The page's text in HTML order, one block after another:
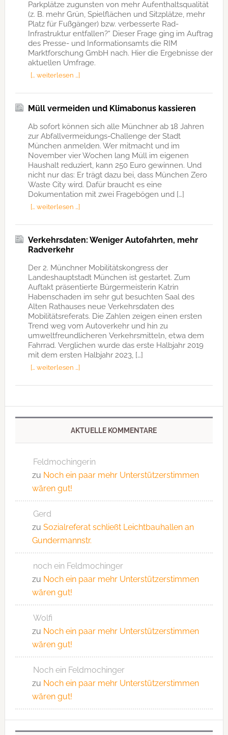
Parkplätze zugunsten von mehr Aufenthaltsqualität
(z. B. mehr Grün, Spielflächen und Sitzplätze, mehr
Platz für Fußgänger) bzw. verbesserte Rad-
Infrastruktur entfallen?“ Dieser Frage ging im Auftrag
des Presse- und Informationsamts die RIM
Marktforschung GmbH nach. Hier die Ergebnisse der
aktuellen Umfrage.
[… weiterlesen …]
Müll vermeiden und Klimabonus kassieren
Ab sofort können sich alle Münchner ab 18 Jahren
zur Abfallvermeidungs-Challenge der Stadt
München anmelden. Wer mitmacht und im
November vier Wochen lang Müll im eigenen
Haushalt reduziert, kann 250 Euro gewinnen. Und
nicht nur das: Er trägt dazu bei, dass München Zero
Waste City wird. Dafür braucht es eine
Dokumentation mit zwei Fragebögen und […]
[… weiterlesen …]
Verkehrsdaten: Weniger Autofahrten, mehr
Radverkehr
Der 2. Münchner Mobilitätskongress der
Landeshauptstadt München ist gestartet. Zum
Auftakt präsentierte Bürgermeisterin Katrin
Habenschaden im sehr gut besuchten Saal des
Alten Rathauses neue Verkehrsdaten des
Mobilitätsreferats. Die Zahlen zeigen einen ersten
Trend weg vom Autoverkehr und hin zu
umweltfreundlicheren Verkehrsmitteln, etwa dem
Fahrrad. Verglichen wurde das erste Halbjahr 2019
mit dem ersten Halbjahr 2023, […]
[… weiterlesen …]
AKTUELLE KOMMENTARE
Feldmochingerin
zu Noch ein paar mehr Unterstützerstimmen
wären gut!
Gerd
zu Sozialreferat schließt Leichtbauhallen an
Gundermannstr.
noch ein Feldmochinger
zu Noch ein paar mehr Unterstützerstimmen
wären gut!
Wolfi
zu Noch ein paar mehr Unterstützerstimmen
wären gut!
Noch ein Feldmochinger
zu Noch ein paar mehr Unterstützerstimmen
wären gut!